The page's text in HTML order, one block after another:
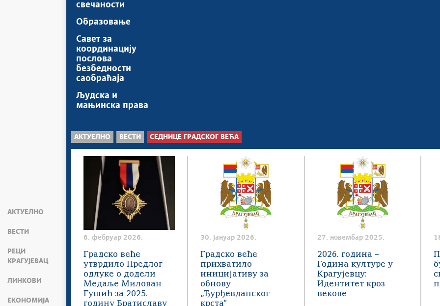
АКТУЕЛНО
ВЕСТИ
РЕЦИ
КРАГУЈЕВАЦ
ЛИНКОВИ
ЕКОНОМИЈА
свечаности
Образовање
Савет за
координацију
послова
безбедности
саобраћаја
Људска и
мањинска права
АКТУЕЛНО ВЕСТИ СЕДНИЦЕ ГРАДСКОГ ВЕЋА
6. фебруар 2026.
Градско веће
утврдило Предлог
одлуке о додели
Медаље Милован
Гушић за 2025.
годину Братиславу
30. јануар 2026.
Градско веће
прихватило
иницијативу за
обнову
„Ђурђевданског
крста“
27. новембар 2025.
2026. година –
Година културе у
Крагујевцу:
Идентитет кроз
векове